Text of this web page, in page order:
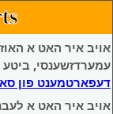
אויב איר האט א
עמערדזשענסי,
דעפארטמענט פון
אויב איר האט א